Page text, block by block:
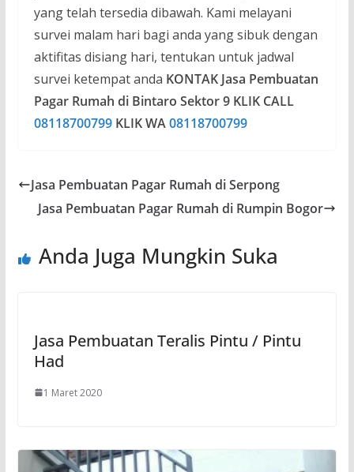
yang telah tersedia dibawah. Kami melayani
survei malam hari bagi anda yang sibuk dengan
aktifitas disiang hari, tentukan untuk jadwal
survei ketempat anda KONTAK Jasa Pembuatan
Pagar Rumah di Bintaro Sektor 9 KLIK CALL
08118700799 KLIK WA08118700799
Jasa Pembuatan Pagar Rumah di Serpong
Jasa Pembuatan Pagar Rumah di Rumpin Bogor
Anda Juga Mungkin Suka
Jasa Pembuatan Teralis Pintu / Pintu
Had
1 Maret 2020